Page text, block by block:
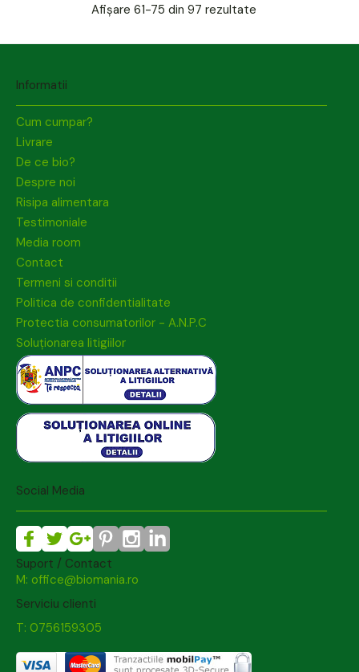
Afișare 61-75 din 97 rezultate
Informatii
Cum cumpar?
Livrare
De ce bio?
Despre noi
Risipa alimentara
Testimoniale
Media room
Contact
Termeni si conditii
Politica de confidentialitate
Protectia consumatorilor - A.N.P.C
Soluționarea litigiilor
Social Media
Suport / Contact
M: office@biomania.ro
Serviciu clienti
T: 0756159305